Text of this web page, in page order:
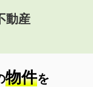
動産
物件を